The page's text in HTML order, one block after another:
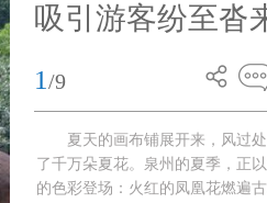
吸引游客纷至沓
1 /9
夏天的画布铺展开来，风过
了千万朵夏花。泉州的夏季，正
的色彩登场：火红的凤凰花燃遍古